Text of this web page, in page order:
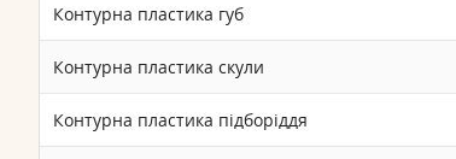
Контурна пластика губ
Контурна пластика скули
Контурна пластика підборіддя